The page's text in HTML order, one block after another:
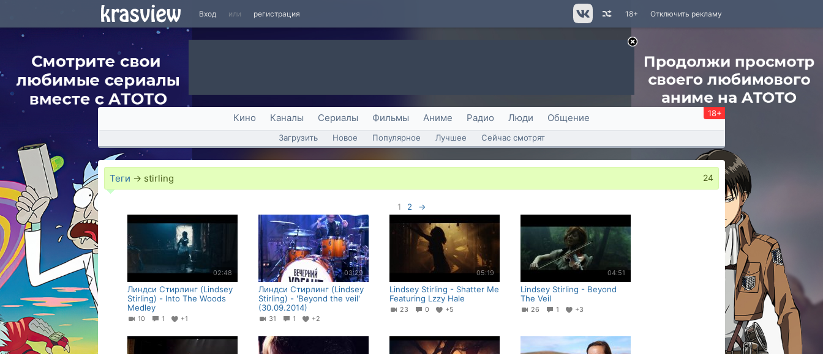
Вход или регистрация Отключить рекламу
18+
Кино Каналы Сериалы Фильмы Аниме Радио Люди Общение 18+
Загрузить Новое Популярное Лучшее Сейчас смотрят
Теги → stirling 24
1 2 →
02:48
Линдси Стирлинг (Lindsey
Stirling) - Into The Woods
Medley
10 1 +1
03:29
Линдси Стирлинг (Lindsey
Stirling) - 'Beyond the veil'
(30.09.2014)
31 1 +2
05:19
Lindsey Stirling - Shatter Me
Featuring Lzzy Hale
23 0 +5
04:51
Lindsey Stirling - Beyond
The Veil
26 1 +3